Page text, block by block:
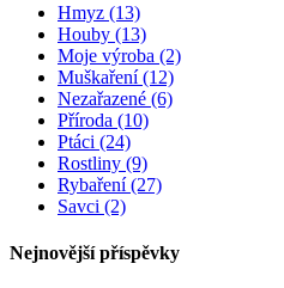
Hmyz (13)
Houby (13)
Moje výroba (2)
Muškaření (12)
Nezařazené (6)
Příroda (10)
Ptáci (24)
Rostliny (9)
Rybaření (27)
Savci (2)
Nejnovější příspěvky